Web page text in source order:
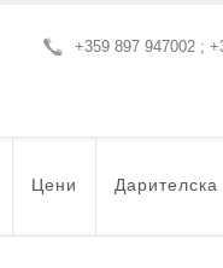
+359 897 947002 ;
Цени